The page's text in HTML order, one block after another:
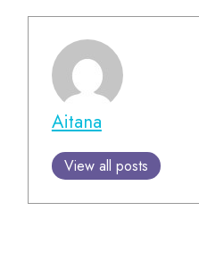
Aitana
View all posts